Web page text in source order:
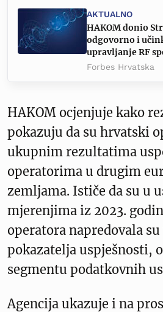
AKTUALNO
HAKOM donio
odgovorno i
upravljanje RF
Forbes Hrvatska
HAKOM ocjenjuje kako
pokazuju da su hrvatski
ukupnim rezultatima
operatorima u drugim
zemljama. Ističe da su u
mjerenjima iz 2023.
operatora napredovala
pokazatelja uspješnosti,
segmentu podatkovnih
Agencija ukazuje i na